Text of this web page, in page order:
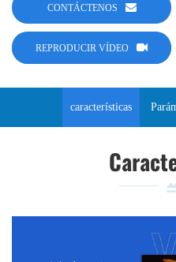
CONTÁCTENOS
REPRODUCIR VÍDEO
características